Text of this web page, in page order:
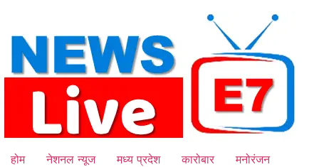
content
होम नेशनल न्यूज मध्य प्रदेश कारोबार
मनोरंजन